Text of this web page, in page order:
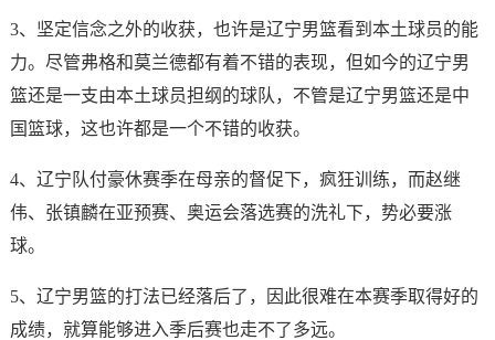
3、坚定信念之外的收获，也许是辽宁男篮看到本土球员的能
力。尽管弗格和莫兰德都有着不错的表现，但如今的辽宁男
篮还是一支由本土球员担纲的球队，不管是辽宁男篮还是中
国篮球，这也许都是一个不错的收获。
4、辽宁队付豪休赛季在母亲的督促下，疯狂训练，而赵继
伟、张镇麟在亚预赛、奥运会落选赛的洗礼下，势必要涨
球。
5、辽宁男篮的打法已经落后了，因此很难在本赛季取得好的
成绩，就算能够进入季后赛也走不了多远。